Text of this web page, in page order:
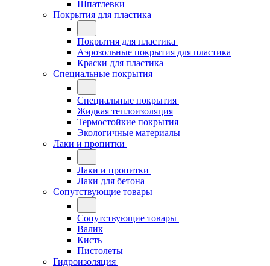
Шпатлевки
Покрытия для пластика
Покрытия для пластика
Аэрозольные покрытия для пластика
Краски для пластика
Специальные покрытия
Специальные покрытия
Жидкая теплоизоляция
Термостойкие покрытия
Экологичные материалы
Лаки и пропитки
Лаки и пропитки
Лаки для бетона
Сопутствующие товары
Сопутствующие товары
Валик
Кисть
Пистолеты
Гидроизоляция